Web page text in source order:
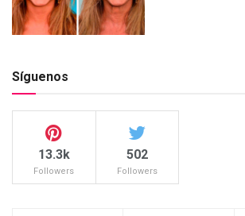
Síguenos
13.3k
Followers
502
Followers